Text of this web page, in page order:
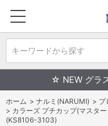
キーワードから探す
☆ NEW グラ
ホーム > ナルミ(NARUMI) > プ
> カラーズ プチカップ(マスタ
(KS8106-3103)